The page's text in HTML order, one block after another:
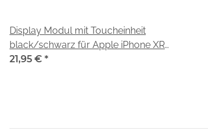
Display Modul mit Toucheinheit
black/schwarz für Apple iPhone XR
(A2105)
21,95 € *